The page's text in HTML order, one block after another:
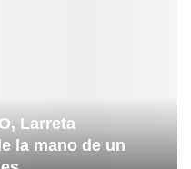
Larreta
la mano de un